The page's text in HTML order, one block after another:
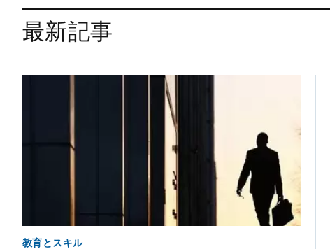
最新記事
教育とスキル